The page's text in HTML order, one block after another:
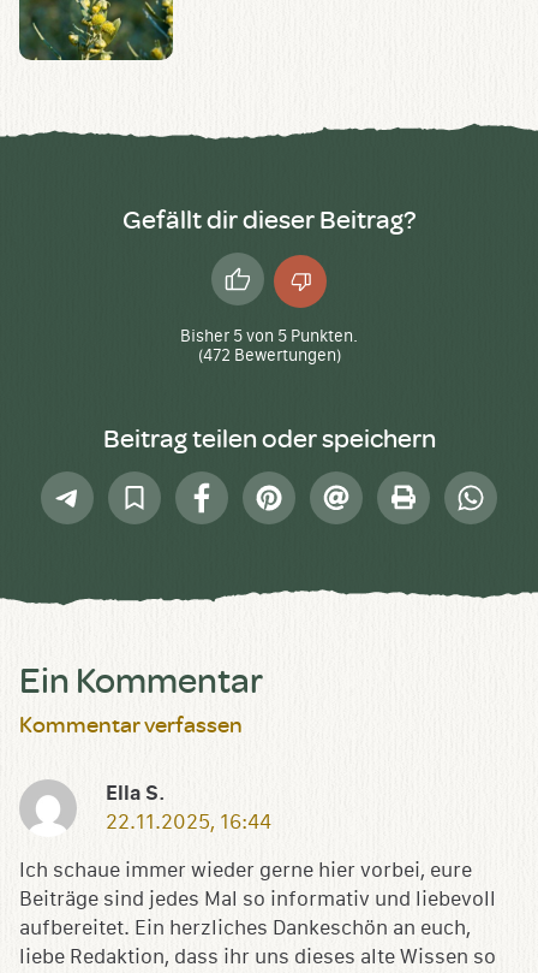
Gefällt dir dieser Beitrag?
Daumen
hoch
Daumen
runter
Bisher 5von 5 Punkten.
(472 Bewertungen)
Beitrag teilen oder speichern
Telegram
In
Sammlung
FacebookPinterest
E-
Mail
Drucken
Ein Kommentar
Kommentar verfassen
Ella S.
22.11.2025, 16:44
Ich schaue immer wieder gerne hier vorbei, eure
Beiträge sind jedes Mal so informativ und liebevoll
aufbereitet. Ein herzliches Dankeschön an euch,
liebe Redaktion, dass ihr uns dieses alte Wissen so